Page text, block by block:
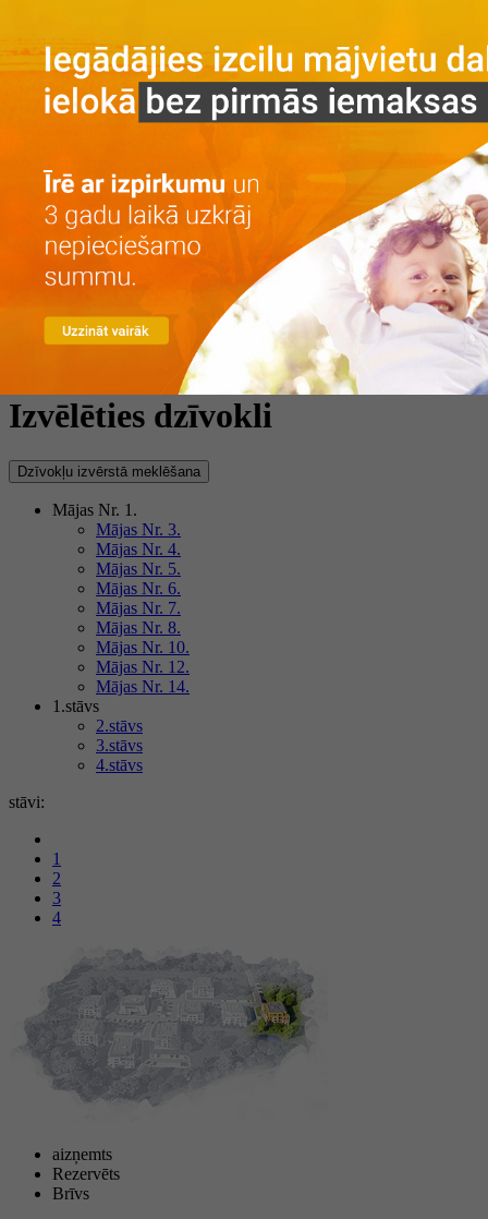
Galvenā
Par projektu
Par projektu
Vieta
Dzīvokļi
Īre ar izpirkumu
Īre
Iegāde
Kontakti
RU
Izvēlēties dzīvokli
Dzīvokļu izvērstā meklēšana
Mājas Nr. 1.
Mājas Nr. 3.
Mājas Nr. 4.
Mājas Nr. 5.
Mājas Nr. 6.
Mājas Nr. 7.
Mājas Nr. 8.
Mājas Nr. 10.
Mājas Nr. 12.
Mājas Nr. 14.
1.stāvs
2.stāvs
3.stāvs
4.stāvs
stāvi:
1
2
3
4
aizņemts
Rezervēts
Brīvs